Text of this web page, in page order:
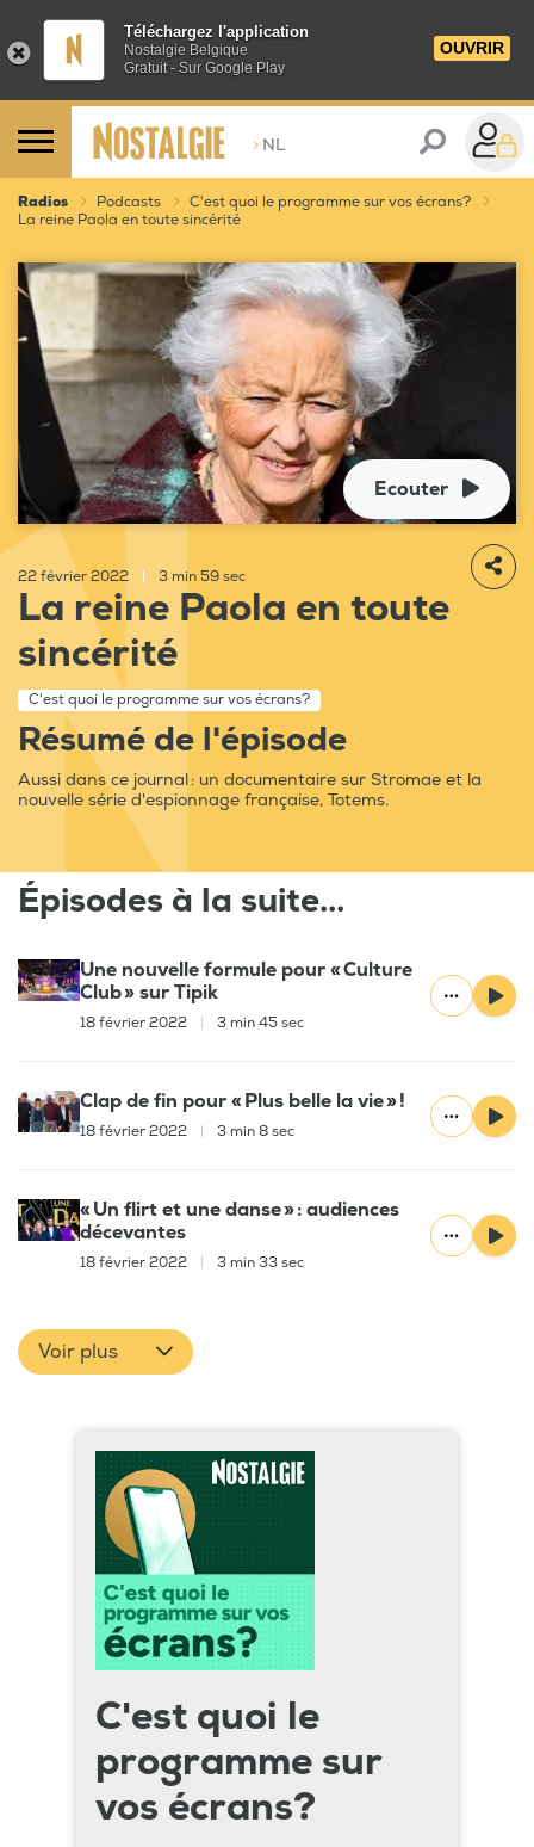
Téléchargez l'application
Nostalgie Belgique
Gratuit - Sur Google Play
OUVRIR
> NL
Radios Podcasts
C'est quoi le programme sur vos écrans?
La reine Paola en toute sincérité
Ecouter
22 février 2022 3 min 59 sec
La reine Paola en toute
sincérité
C'est quoi le programme sur vos écrans?
Résumé de l'épisode
Aussi dans ce journal : un documentaire sur Stromae et la
nouvelle série d'espionnage française, Totems.
Épisodes à la suite...
Une nouvelle formule pour « Culture
Club » sur Tipik
18 février 2022 3 min 45 sec
Clap de fin pour « Plus belle la vie » !
18 février 2022 3 min 8 sec
« Un flirt et une danse » : audiences
décevantes
18 février 2022 3 min 33 sec
Voir plus
C'est quoi le
programme sur
vos écrans?